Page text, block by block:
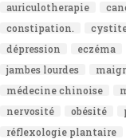
auriculotherapie
constipation.
dépression
eczéma
jambes lourdes
médecine chinoise
nervosité
obésité
réflexologie plantaire